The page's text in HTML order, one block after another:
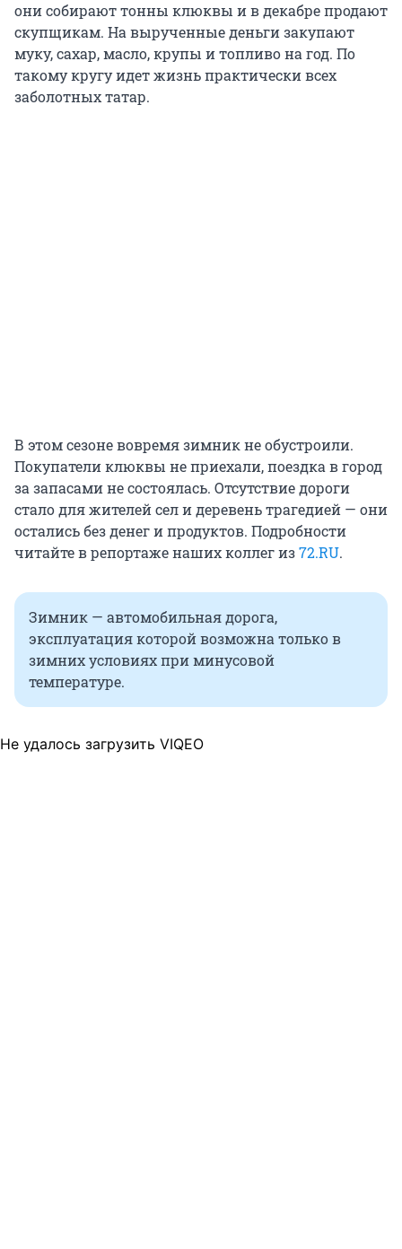
они собирают тонны клюквы и в декабре продают
скупщикам. На вырученные деньги закупают
муку, сахар, масло, крупы и топливо на год. По
такому кругу идет жизнь практически всех
заболотных татар.
В этом сезоне вовремя зимник не обустроили.
Покупатели клюквы не приехали, поездка в город
за запасами не состоялась. Отсутствие дороги
стало для жителей сел и деревень трагедией — они
остались без денег и продуктов. Подробности
читайте в репортаже наших коллег из72.RU.
Зимник — автомобильная дорога,
эксплуатация которой возможна только в
зимних условиях при минусовой
температуре.
Не удалось загрузить VIQEO